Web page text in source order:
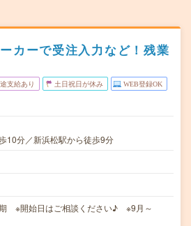
カーで受注入力など！残業
支給あり 土日祝日が休み WEB登録OK
10分／新浜松駅から徒歩9分
※開始日はご相談ください♪ ※9月～